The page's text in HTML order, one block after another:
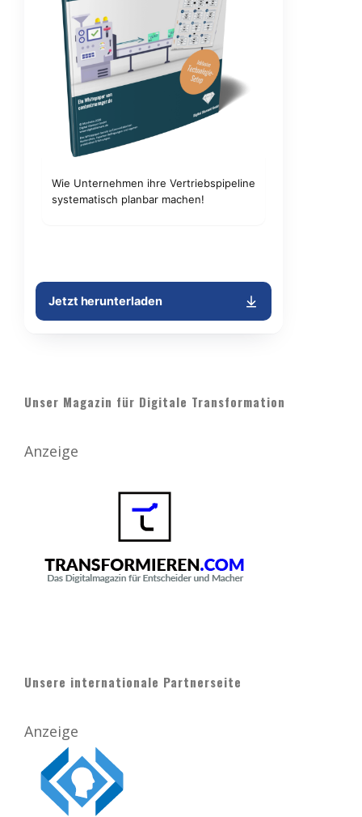
Unser Magazin für Digitale Transformation
Anzeige
Unsere internationale Partnerseite
Anzeige